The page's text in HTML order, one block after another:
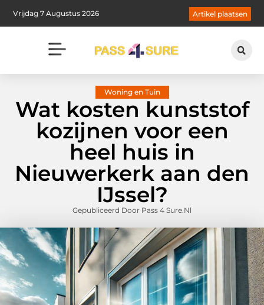
Vrijdag 7 Augustus 2026 Artikel plaatsen
Woning en Tuin
Wat kosten kunststof
kozijnen voor een
heel huis in
Nieuwerkerk aan den
IJssel?
Gepubliceerd Door Pass 4 Sure.nl